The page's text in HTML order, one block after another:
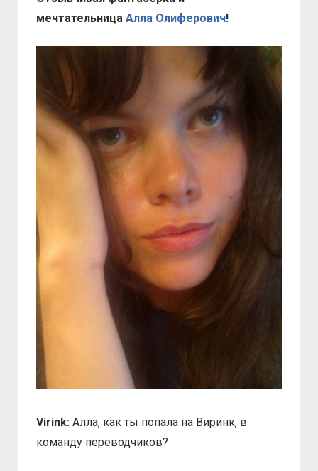
мечтательница Алла Олиферович!
Virink: Алла, как ты попала на Виринк, в
команду переводчиков?